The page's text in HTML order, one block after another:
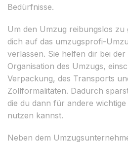
Bedürfnisse.
Um den Umzug reibungslos zu
dich auf das umzugsprofi-
verlassen. Sie helfen dir bei
Organisation des Umzugs,
Verpackung, des Transports
Zollformalitäten. Dadurch
die du dann für andere
nutzen kannst.
Neben dem